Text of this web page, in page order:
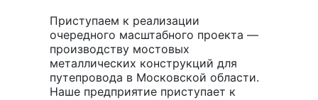
Приступаем к реализации
очередного масштабного проекта —
производству мостовых
металлических конструкций для
путепровода в Московской области.
Наше предприятие приступает к